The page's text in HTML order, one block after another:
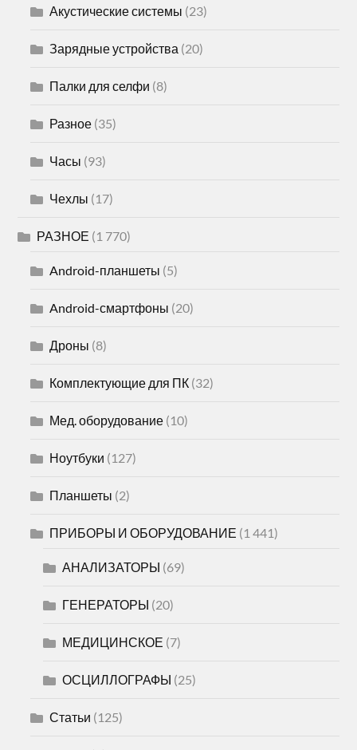
Акустические системы (23)
Зарядные устройства (20)
Палки для селфи (8)
Разное (35)
Часы (93)
Чехлы (17)
РАЗНОЕ (1 770)
Android-планшеты (5)
Android-смартфоны (20)
Дроны (8)
Комплектующие для ПК (32)
Мед. оборудование (10)
Ноутбуки (127)
Планшеты (2)
ПРИБОРЫ И ОБОРУДОВАНИЕ (1 441)
АНАЛИЗАТОРЫ (69)
ГЕНЕРАТОРЫ (20)
МЕДИЦИНСКОЕ (7)
ОСЦИЛЛОГРАФЫ (25)
Статьи (125)